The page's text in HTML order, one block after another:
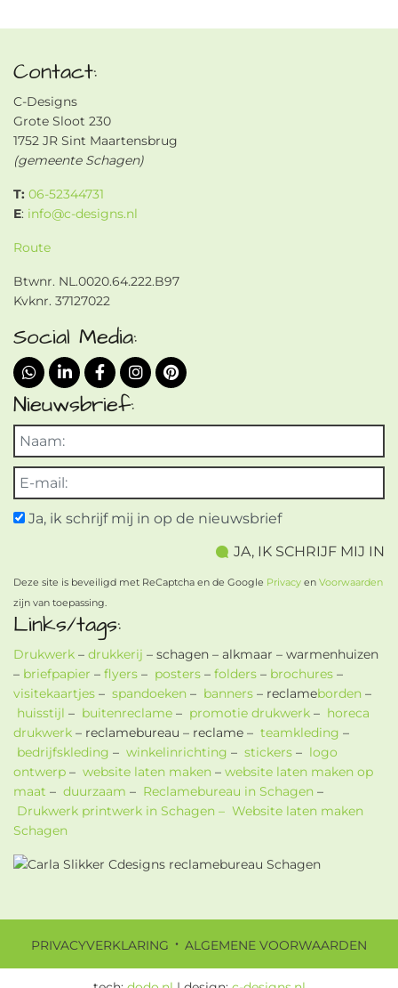
Contact:
C-Designs
Grote Sloot 230
1752 JR Sint Maartensbrug
(gemeente Schagen)
T: 06-52344731
E: info@c-designs.nl
Route
Btwnr. NL.0020.64.222.B97
Kvknr. 37127022
Social Media:
Nieuwsbrief:
Ja, ik schrijf mij in op de nieuwsbrief
Deze site is beveiligd met ReCaptcha en de Google Privacy en Voorwaarden
zijn van toepassing.
Links/tags:
Drukwerk – drukkerij – schagen – alkmaar – warmenhuizen
– briefpapier – flyers – posters – folders – brochures –
visitekaartjes – spandoeken – banners – reclameborden –
huisstijl – buitenreclame – promotie drukwerk – horeca
drukwerk – reclamebureau – reclame – teamkleding –
bedrijfskleding – winkelinrichting – stickers – logo
ontwerp – website laten maken – website laten maken op
maat – duurzaam – Reclamebureau in Schagen –
Drukwerk printwerk in Schagen – Website laten maken
Schagen
PRIVACYVERKLARING · ALGEMENE VOORWAARDEN